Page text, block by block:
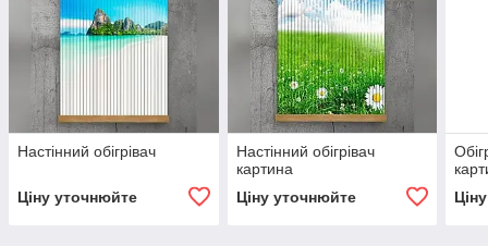
Настінний обігрівач
Ціну уточнюйте
Настінний обігрівач
картина
Ціну уточнюйте